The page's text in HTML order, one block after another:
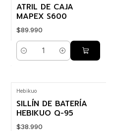
ATRIL DE CAJA
MAPEX S600
$89.990
Cantidad
Hebikuo
SILLÍN DE BATERÍA
HEBIKUO Q-95
$38.990